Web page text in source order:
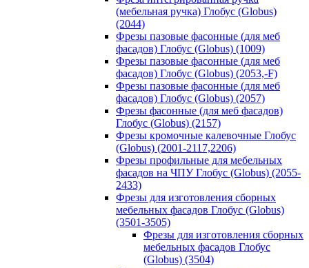
(мебельная ручка) Глобус (Globus)
(2044)
Фрезы пазовые фасонные (для меб
фасадов) Глобус (Globus) (1009)
Фрезы пазовые фасонные (для меб
фасадов) Глобус (Globus) (2053,-F)
Фрезы пазовые фасонные (для меб
фасадов) Глобус (Globus) (2057)
Фрезы фасонные (для меб фасадов)
Глобус (Globus) (2157)
Фрезы кромочные калевочные Глобус
(Globus) (2001-2117,2206)
Фрезы профильные для мебельных
фасадов на ЧПУ Глобус (Globus) (2055-
2433)
Фрезы для изготовления сборных
мебельных фасадов Глобус (Globus)
(3501-3505)
Фрезы для изготовления сборных
мебельных фасадов Глобус
(Globus) (3504)